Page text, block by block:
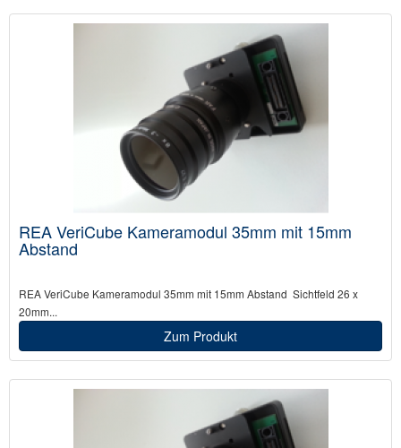
REA VeriCube Kameramodul 35mm mit 15mm
Abstand
REA VeriCube Kameramodul 35mm mit 15mm Abstand Sichtfeld 26 x
20mm...
Zum Produkt